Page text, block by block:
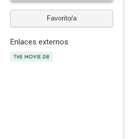
Favorito/a
Enlaces externos